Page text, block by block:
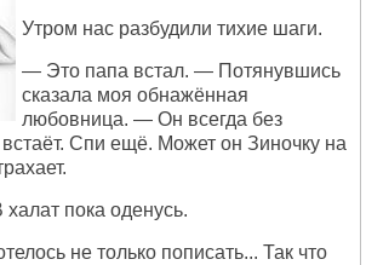
Утром нас разбудили тихие шаги.
— Это папа встал. — Потянувшись
сказала моя обнажённая
любовница. — Он всегда без
Спи ещё. Может он Зиночку на
пока оденусь.
не только пописать... Так что